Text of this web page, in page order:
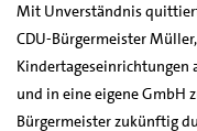
Mit Unverständnis
CDU-Bürgermeister
Kindertageseinrichtungen
und in eine eigene GmbH
Bürgermeister zukünftig